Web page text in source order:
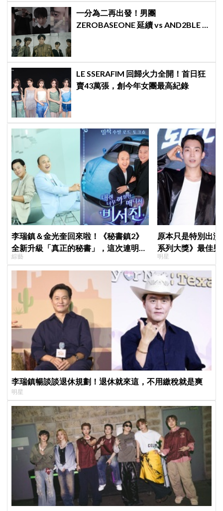
一分為二再出發！男團
ZEROBASEONE 延續 vs AND2BLE 重
LE SSERAFIM 回歸火力全開！首日狂
賣43萬張，創今年女團最高紀錄
李瑞鎮＆金光奎回來啦！《秘書鎮2》
全新升級「真正的秘書」，這次連明星
私生活都包辦！8月28日首播
綜藝
原本只是特別出
系列大獎》最佳
鳥伙房兵》黃錫
演」傳奇
明星
李瑞鎮暢談談退休規劃！退休就來這，不用繳稅就是爽
明星